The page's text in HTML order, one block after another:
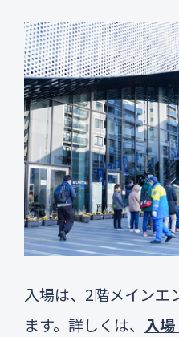
入場は、2階メインエ
ます。詳しくは、 入